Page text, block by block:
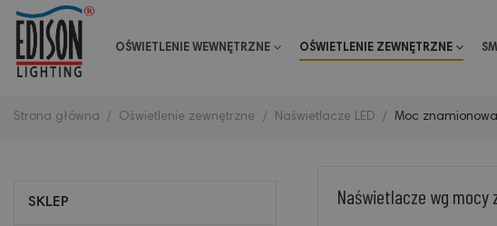
OŚWIETLENIE WEWNĘTRZNE OŚWIETLENIE ZEWNĘTRZNE
Strona główna Oświetlenie zewnętrzne Naświetlacze LED Moc znamionowa
SKLEP Naświetlacze wg mocy